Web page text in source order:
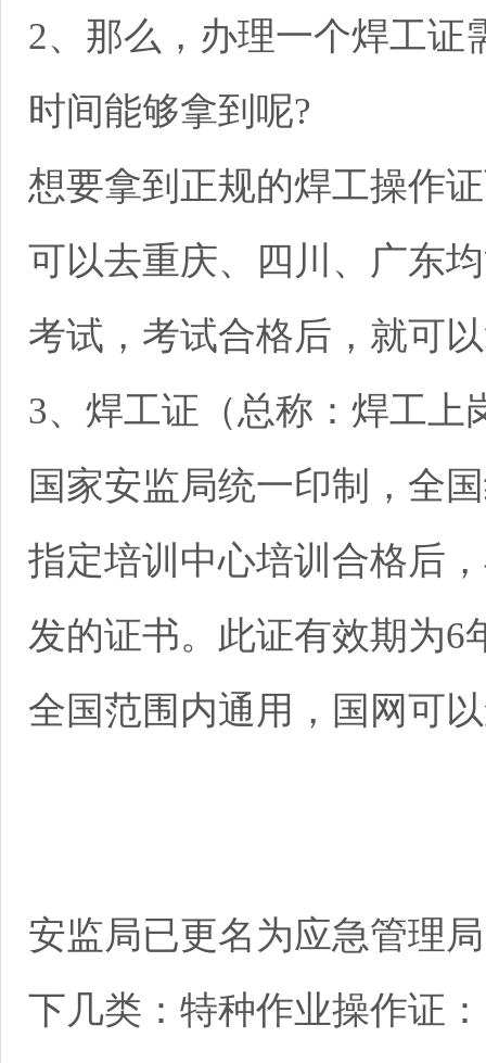
2、那么，办理一个焊工证
时间能够拿到呢?
想要拿到正规的焊工操作
可以去重庆、四川、广东
考试，考试合格后，就可
3、焊工证（总称：焊工上
国家安监局统一印制，全
指定培训中心培训合格后
发的证书。此证有效期为6
全国范围内通用，国网可
安监局已更名为应急管理
下几类：特种作业操作证